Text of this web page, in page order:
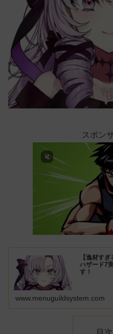
スポン
【逸材す
ハザード7
す！
www.menuguildsystem.com